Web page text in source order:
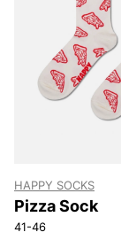
HAPPY SOCKS
Pizza Sock
41-46